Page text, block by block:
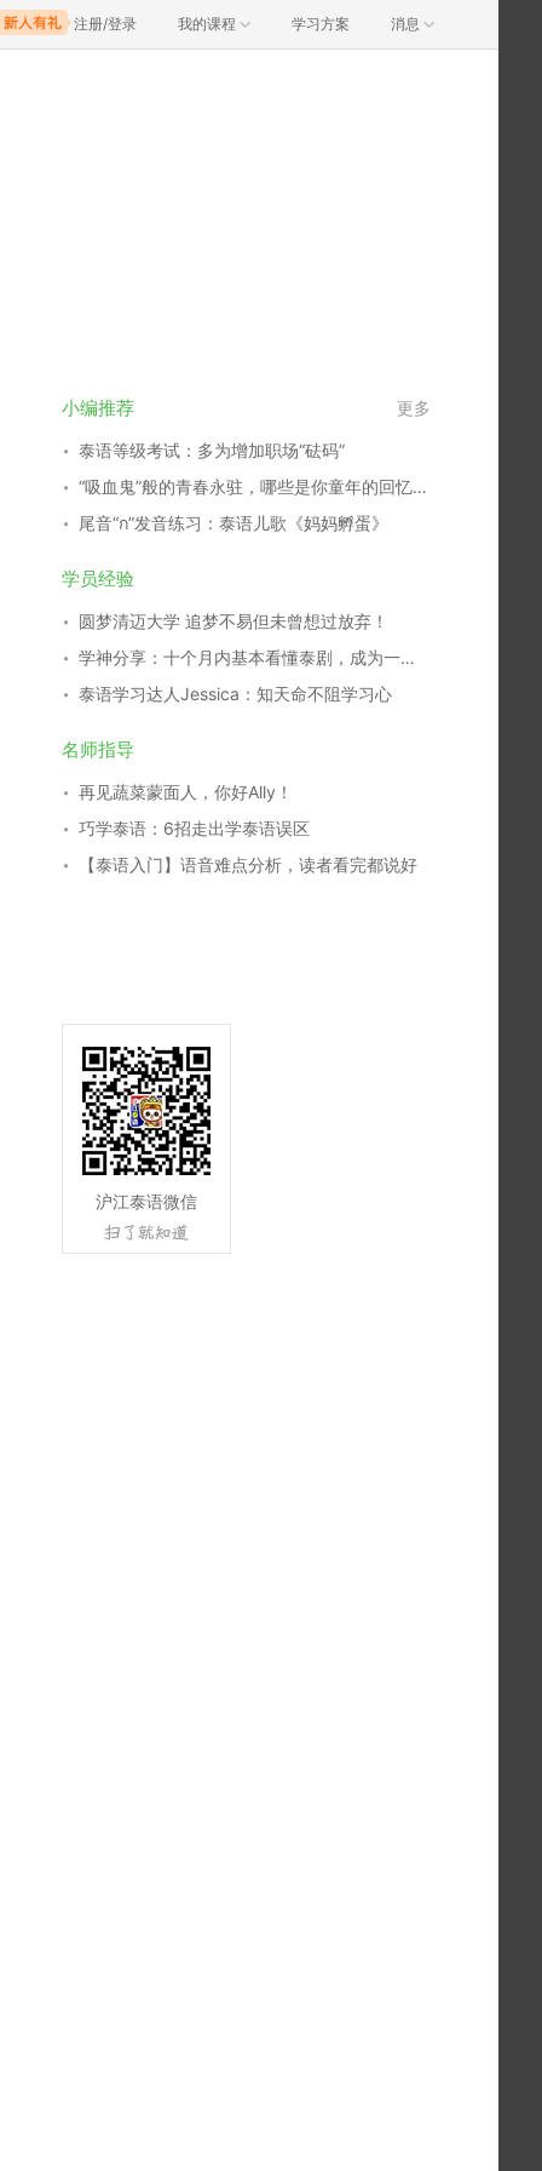
注册/登录 我的课程 学习方案 消息
小编推荐 更多
泰语等级考试：多为增加职场“砝码”
“吸血鬼”般的青春永驻，哪些是你童年的回忆？谁又俘获了你的心？
尾音“ก”发音练习：泰语儿歌《妈妈孵蛋》
学员经验
圆梦清迈大学 追梦不易但未曾想过放弃！
学神分享：十个月内基本看懂泰剧，成为一名泰剧翻译，我是这么学习的！
泰语学习达人Jessica：知天命不阻学习心
名师指导
再见蔬菜蒙面人，你好Ally！
巧学泰语：6招走出学泰语误区
【泰语入门】语音难点分析，读者看完都说好
沪江泰语微信